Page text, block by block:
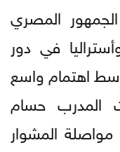
المصري
في دور
كأس العالم 2026، وسط اهتمام واسع
المدرب حسام
المشوار